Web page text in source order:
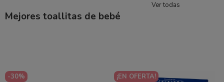
Ver todas
Mejores toallitas de bebé
-30%
¡EN OFERTA!